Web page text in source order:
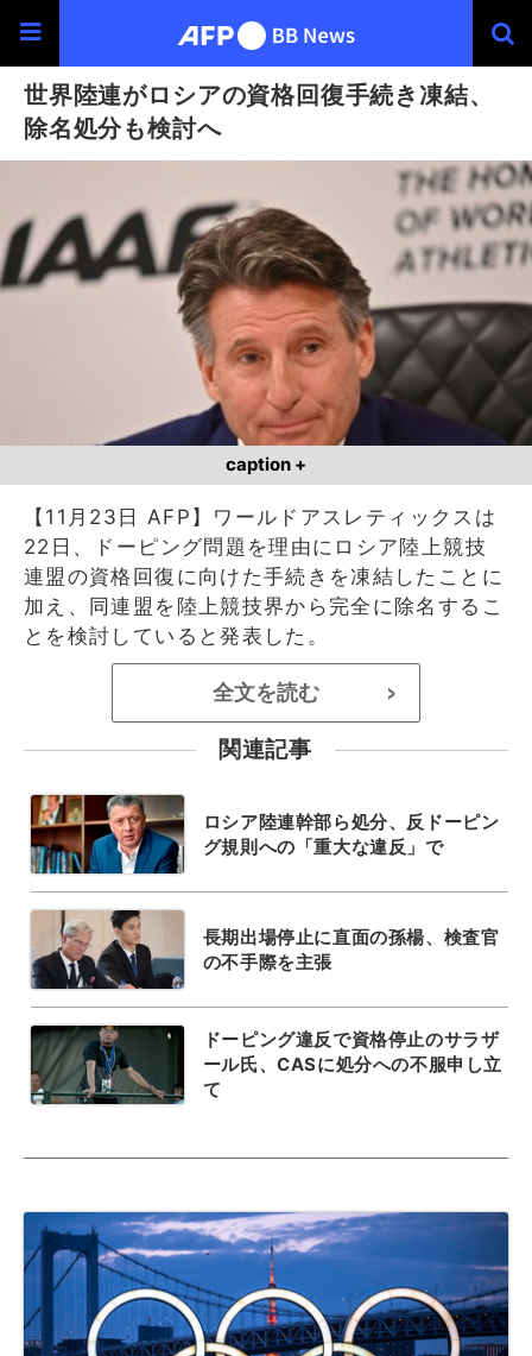
世界陸連がロシアの資格回復手続き凍結、
除名処分も検討へ
caption +
【11月23日 AFP】ワールドアスレティックスは
22日、ドーピング問題を理由にロシア陸上競技
連盟の資格回復に向けた手続きを凍結したことに
加え、同連盟を陸上競技界から完全に除名するこ
とを検討していると発表した。
全文を読む >
関連記事
ロシア陸連幹部ら処分、反ドーピン
グ規則への「重大な違反」で
長期出場停止に直面の孫楊、検査官
の不手際を主張
ドーピング違反で資格停止のサラザ
ール氏、CASに処分への不服申し立
て